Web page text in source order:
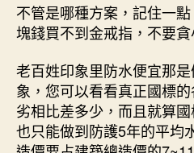
不管是哪種方案，記住一
塊錢買不到金戒指，不要貪
老百姓印象里防水便宜那
象，您可以看看真正國標
劣相比差多少，而且就算
也只能做到防護5年的平均